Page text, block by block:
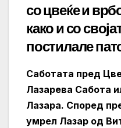
со цвеќе и
како и со
постилале
Саботата пред
Лазарева Сабота
Лазара. Според
умрел Лазар од